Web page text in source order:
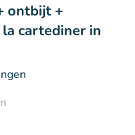
ontbijt +
cartediner in